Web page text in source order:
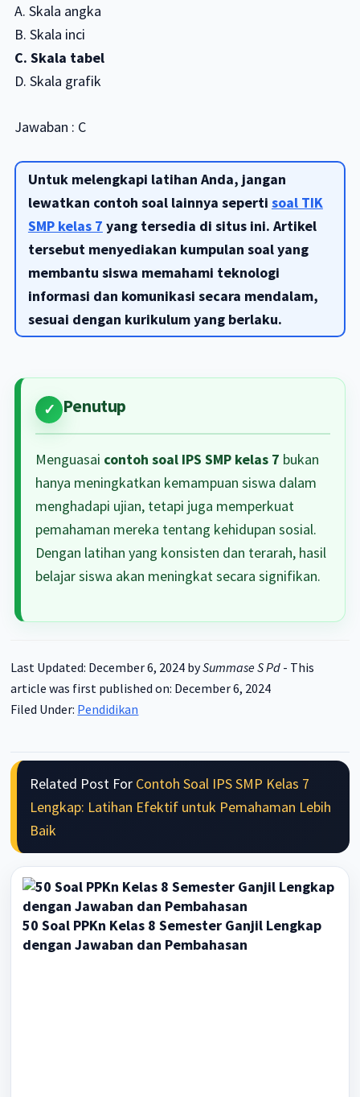
A. Skala angka
B. Skala inci
C. Skala tabel
D. Skala grafik
Jawaban : C
Untuk melengkapi latihan Anda, jangan
lewatkan contoh soal lainnya seperti soal TIK
SMP kelas 7 yang tersedia di situs ini. Artikel
tersebut menyediakan kumpulan soal yang
membantu siswa memahami teknologi
informasi dan komunikasi secara mendalam,
sesuai dengan kurikulum yang berlaku.
Penutup
Menguasai contoh soal IPS SMP kelas 7 bukan
hanya meningkatkan kemampuan siswa dalam
menghadapi ujian, tetapi juga memperkuat
pemahaman mereka tentang kehidupan sosial.
Dengan latihan yang konsisten dan terarah, hasil
belajar siswa akan meningkat secara signifikan.
Last Updated: December 6, 2024 bySummase S Pd - This
article was first published on: December 6, 2024
Filed Under: Pendidikan
Related Post For Contoh Soal IPS SMP Kelas 7
Lengkap: Latihan Efektif untuk Pemahaman Lebih
Baik
50 Soal PPKn Kelas 8 Semester Ganjil Lengkap
dengan Jawaban dan Pembahasan